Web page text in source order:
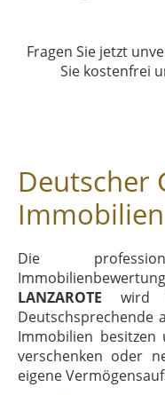
Fragen Sie jetzt
Sie kostenfrei
Deutscher
Die
LANZAROTE wird
Deutschsprechende
Immobilien besitzen
verschenken oder
eigene